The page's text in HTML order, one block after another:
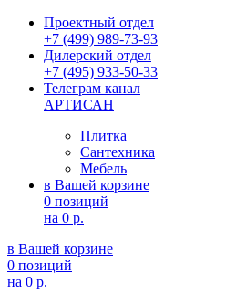
Проектный отдел
+7 (499) 989-73-93
Дилерский отдел
+7 (495) 933-50-33
Телеграм канал
АРТИСАН
Плитка
Сантехника
Мебель
в Вашей корзине
0 позиций
на 0 р.
в Вашей корзине
0 позиций
на 0 р.